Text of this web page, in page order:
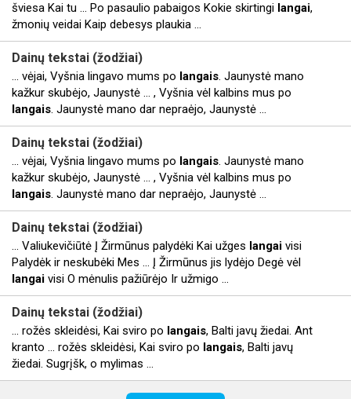
šviesa Kai tu ... Po pasaulio pabaigos Kokie skirtingi langai,
žmonių veidai Kaip debesys plaukia ...
Dainų tekstai (žodžiai)
... vėjai, Vyšnia lingavo mums po langais. Jaunystė mano
kažkur skubėjo, Jaunystė ... , Vyšnia vėl kalbins mus po
langais. Jaunystė mano dar nepraėjo, Jaunystė ...
Dainų tekstai (žodžiai)
... vėjai, Vyšnia lingavo mums po langais. Jaunystė mano
kažkur skubėjo, Jaunystė ... , Vyšnia vėl kalbins mus po
langais. Jaunystė mano dar nepraėjo, Jaunystė ...
Dainų tekstai (žodžiai)
... Valiukevičiūtė Į Žirmūnus palydėki Kai užges langai visi
Palydėk ir neskubėki Mes ... Į Žirmūnus jis lydėjo Degė vėl
langai visi O mėnulis pažiūrėjo Ir užmigo ...
Dainų tekstai (žodžiai)
... rožės skleidėsi, Kai sviro po langais, Balti javų žiedai. Ant
kranto ... rožės skleidėsi, Kai sviro po langais, Balti javų
žiedai. Sugrįšk, o mylimas ...